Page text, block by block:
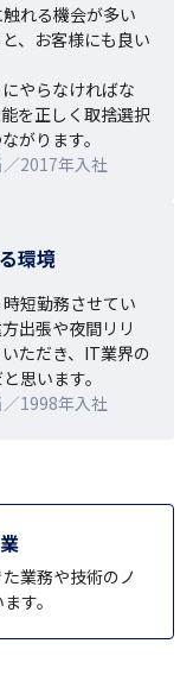
れる機会が多い
、お客様にも良い
やらなければな
を正しく取捨選択
がります。
2017年入社
環境
短勤務させてい
出張や夜間リリ
ただき、IT業界の
思います。
1998年入社
業務や技術のノ
す。